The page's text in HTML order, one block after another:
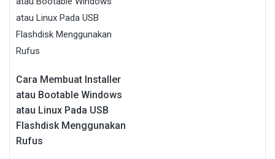
Cara Membuat Installer
atau Bootable Windows
atau Linux Pada USB
Flashdisk Menggunakan
Rufus